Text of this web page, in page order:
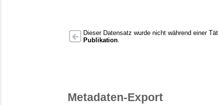
Dieser Datensatz wurde nicht während einer
Publikation
Metadaten-Export